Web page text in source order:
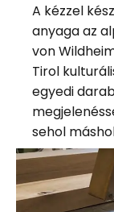
A kézzel
anyaga az
von
Tirol
egyedi
sehol